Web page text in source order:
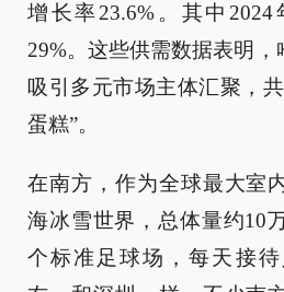
增长率23.6%。其中
29%。这些供需数据表明
吸引多元市场主体汇聚，
蛋糕”。
在南方，作为全球最大室
海冰雪世界，总体量约10
个标准足球场，每天接